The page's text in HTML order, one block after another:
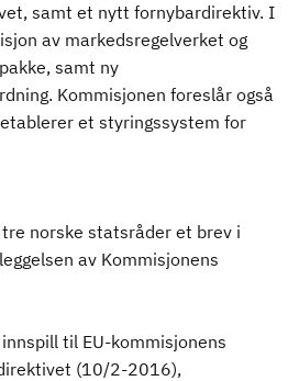
samt et nytt fornybardirektiv. I
av markedsregelverket og
samt ny
Kommisjonen foreslår også
et styringssystem for
norske statsråder et brev i
av Kommisjonens
til EU-kommisjonens
(10/2-2016),